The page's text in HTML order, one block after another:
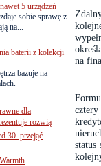
na
cztery
status
5 urządzeń
sobie sprawę z
na...
baterii z kolekcji
bazuje na
dla
rozwią
30. przejąć